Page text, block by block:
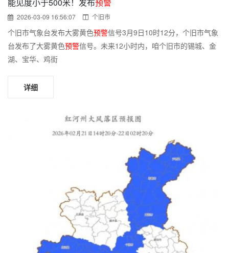
2026-03-09 16:56:07 个旧市
个旧市气象台发布大雾黄色预警信号3月9日10时12分，个旧市气象
台发布了大雾黄色预警信号。未来12小时内，咱个旧市的锡城、金
湖、宝华、鸡街
详细